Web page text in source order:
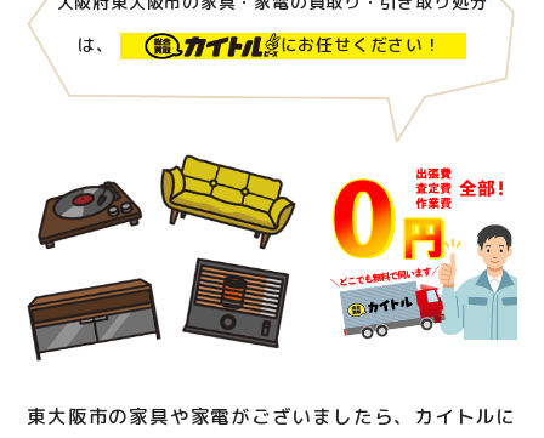
は、
にお任せください！
東大阪市の家具や家電がございましたら、カイトルに